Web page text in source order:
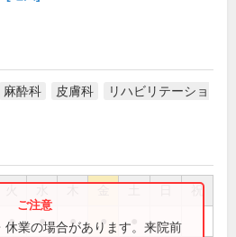
麻酔科 皮膚科
リハビリテーショ
祝
● ● ● ●
休業の場合があります。来院前